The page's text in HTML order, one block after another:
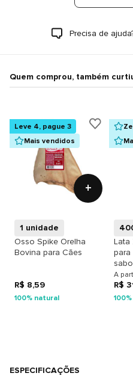
Precisa de
Quem comprou, também
Leve 4, pague 3
Mais vendidos
+
1 unidade
Osso Spike Orelha
Bovina para Cães
R$ 8,59
100% natural
Lata
para
A
R$
ESPECIFICAÇÕES